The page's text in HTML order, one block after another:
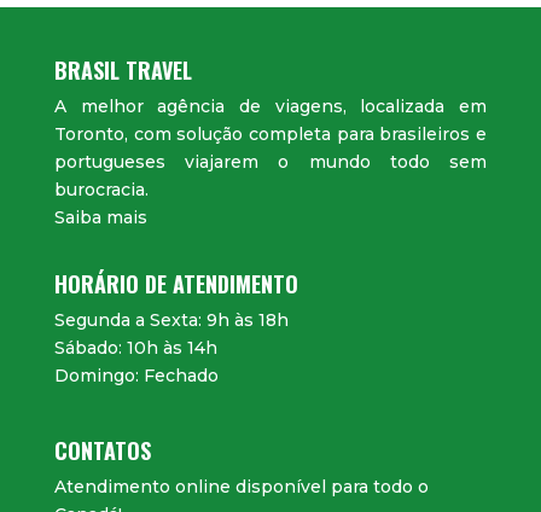
BRASIL TRAVEL
A melhor agência de viagens, localizada em
Toronto, com solução completa para brasileiros e
portugueses viajarem o mundo todo sem
burocracia.
Saiba mais
HORÁRIO DE ATENDIMENTO
Segunda a Sexta: 9h às 18h
Sábado: 10h às 14h
Domingo: Fechado
CONTATOS
Atendimento online disponível para todo o